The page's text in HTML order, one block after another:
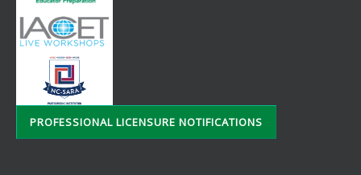
PROFESSIONAL LICENSURE NOTIFICATIONS